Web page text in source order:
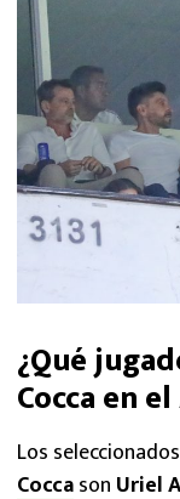
¿Qué
Cocca en
Los
Coccason Uriel